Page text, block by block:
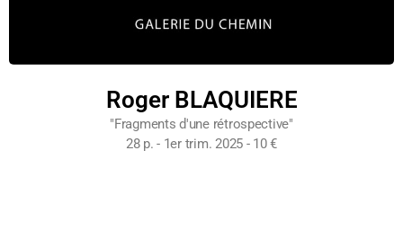
Roger BLAQUIERE
"Fragments d'une rétrospective"
28 p. - 1er trim. 2025 - 10 €